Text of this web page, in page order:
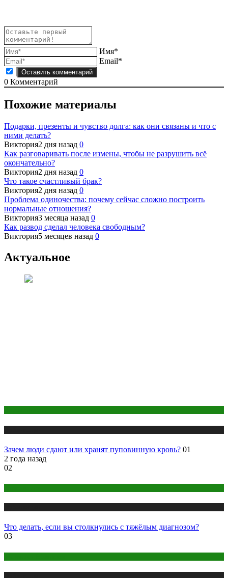
Имя*
Email*
0 Комментарий
Похожие материалы
Подарки, презенты и чувство долга: как они связаны и что с
ними делать?
Виктория2 дня назад 0
Как разговаривать после измены, чтобы не разрушить всё
окончательно?
Виктория2 дня назад 0
Что такое счастливый брак?
Виктория2 дня назад 0
Проблема одиночества: почему сейчас сложно построить
нормальные отношения?
Виктория3 месяца назад 0
Как развод сделал человека свободным?
Виктория5 месяцев назад 0
Актуальное
Зачем люди сдают или хранят пуповинную кровь? 01
2 года назад
02
Что делать, если вы столкнулись с тяжёлым диагнозом?
03